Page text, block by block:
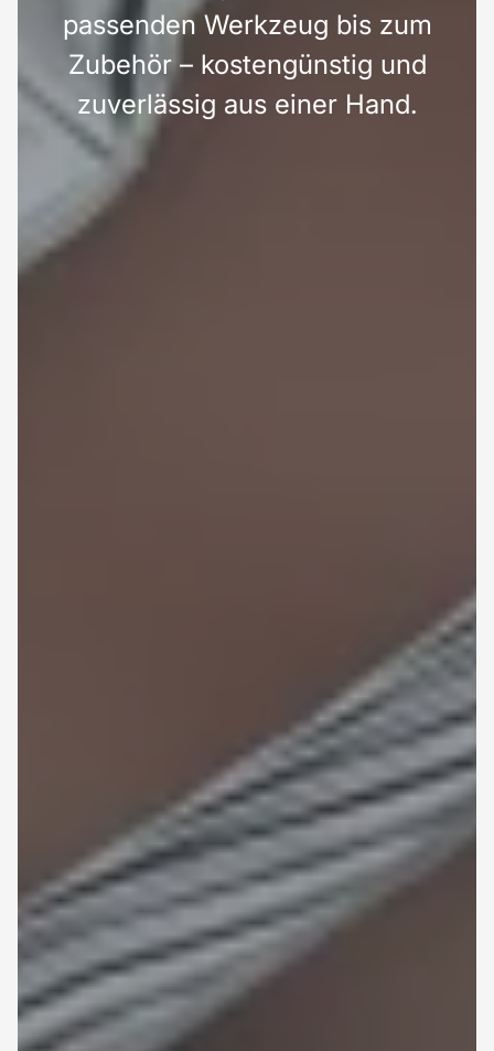
passenden Werkzeug bis zum
Zubehör – kostengünstig und
zuverlässig aus einer Hand.